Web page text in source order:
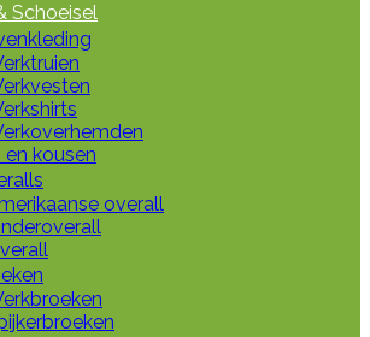
Schoeisel
en kousen
overall